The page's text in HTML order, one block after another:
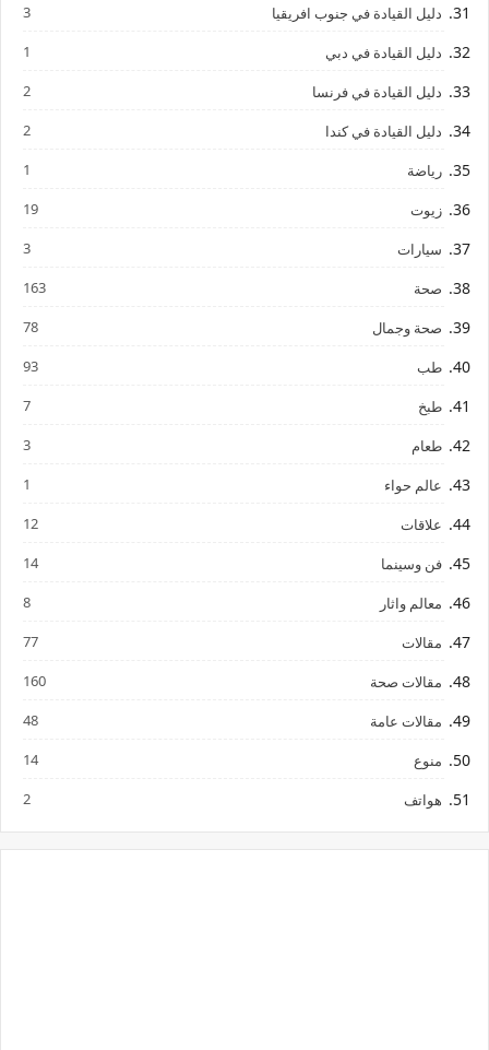
دليل القيادة في جنوب افريقيا 3
دليل القيادة في دبي 1
دليل القيادة في فرنسا 2
دليل القيادة في كندا 2
رياضة 1
زيوت 19
سيارات 3
صحة 163
صحة وجمال 78
طب 93
طبخ 7
طعام 3
عالم حواء 1
علاقات 12
فن وسينما 14
معالم واثار 8
مقالات 77
مقالات صحة 160
مقالات عامة 48
منوع 14
هواتف 2